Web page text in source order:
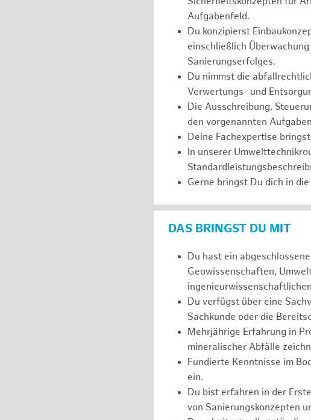
Aufgabenfeld.
Du konzipierst
einschließlich
Sanierungserfolges.
Du nimmst die
Verwertungs- und
Die Ausschreibung,
den vorgenannten
Deine Fachexpertise
In unserer
Gerne bringst Du dich in
DAS BRINGST DU MIT
Du hast ein
Geowissenschaften,
Du verfügst über eine
Sachkunde oder die
Mehrjährige Erfahrung in
mineralischer Abfälle
Fundierte Kenntnisse im
ein.
Du bist erfahren in der
von Sanierungskonzepten